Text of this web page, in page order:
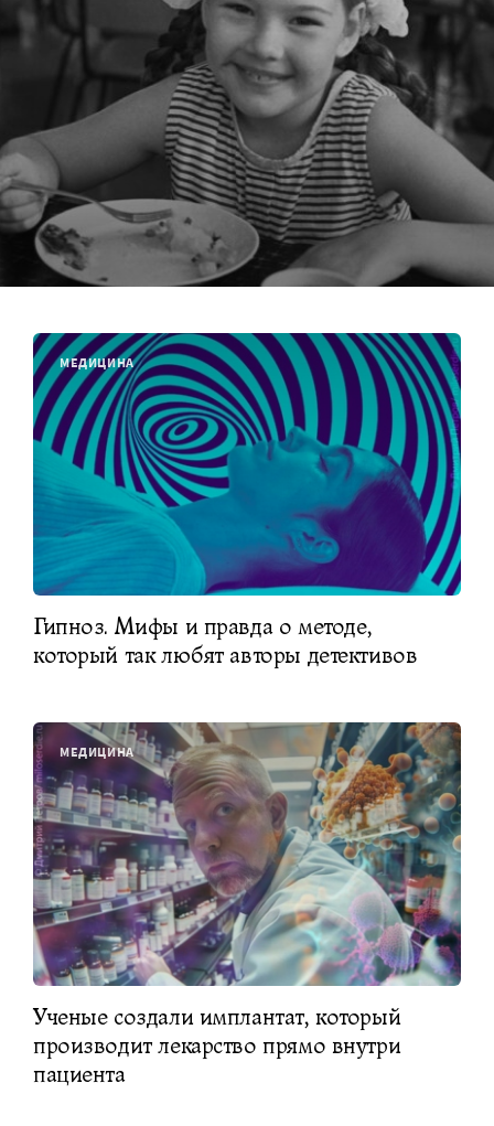
МЕДИЦИНА
Гипноз. Мифы и правда о методе,
который так любят авторы детективов
МЕДИЦИНА
Ученые создали имплантат, который
производит лекарство прямо внутри
пациента